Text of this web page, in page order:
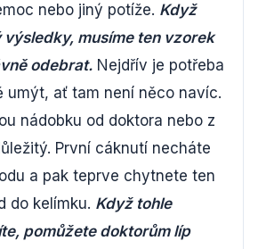
nebo jiný potíže. Když
musíme ten vzorek
odebrat. Nejdřív je potřeba
umýt, ať tam není něco navíc.
nádobku od doktora nebo z
První cáknutí necháte
a pak teprve chytnete ten
do kelímku. Když tohle
pomůžete doktorům líp